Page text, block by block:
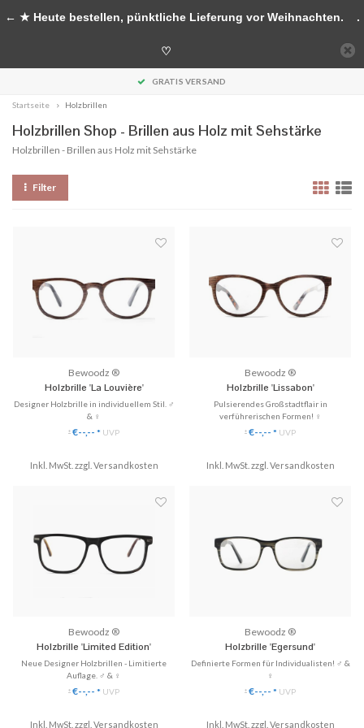
Handgefertigte Accessoires aus Holz
GRATIS VERSAND
Startseite Holzbrillen
Holzbrillen Shop - Brillen aus Holz mit Sehstärke
Holzbrillen - Brillen aus Holz mit Sehstärke
Filter
Bewoodz ®
Holzbrille 'La Louvière'
Designer Holzbrille in individuellem Stil. ♂
& ♀
✓ Gläser ganz einfach austauschbar
✓ Handgefertigt aus Echtholz
✓ Hochwertige Scharniere & perfekte
*€--,-- * UVP
Inkl. MwSt. zzgl. Versandkosten
Bewoodz ®
Holzbrille 'Lissabon'
Pulsierendes Großstadtflair in
verführerischen Formen! ♀
✓ Gläser ganz einfach austauschbar
✓ Handgefertigt aus Echtholz
✓ Hochwertige Scharniere & perfekte
*€--,-- * UVP
Inkl. MwSt. zzgl. Versandkosten
Bewoodz ®
Holzbrille 'Limited Edition'
Neue Designer Holzbrillen - Limitierte
Auflage. ♂ & ♀
✓ Neues Design - Limited Edition
✓ Gläser ganz einfach bei jedem Optiker
*€--,-- * UVP
Inkl. MwSt. zzgl. Versandkosten
Bewoodz ®
Holzbrille 'Egersund'
Definierte Formen für Individualisten! ♂ &
♀
✓ Gläser ganz einfach austauschbar
✓ Hochwertige Scharniere & perfekte
*€--,-- * UVP
Inkl. MwSt. zzgl. Versandkosten
← ★ Heute bestellen, pünktliche Lieferung vor Weihnachten. .
♡